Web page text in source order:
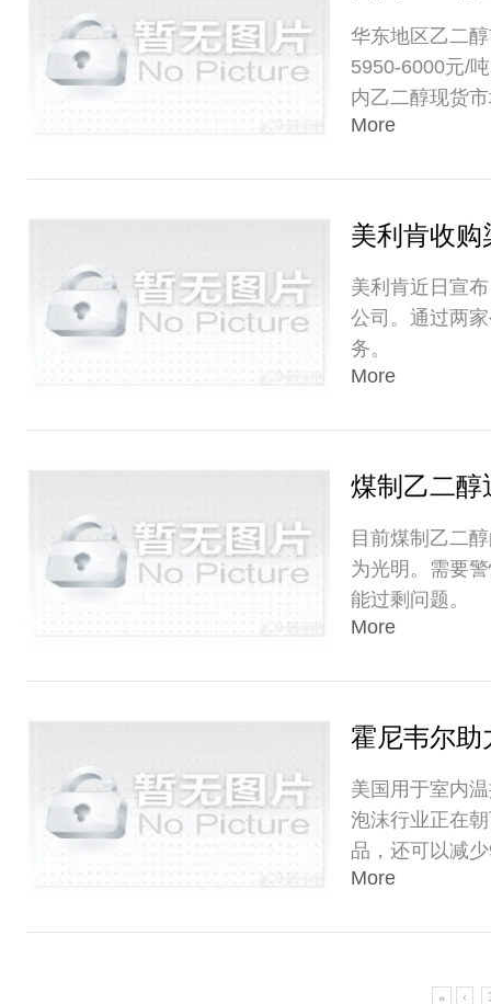
华东地区乙二
5950-6000元/
内乙二醇现货
More
美利肯收
美利肯近日宣
公司。通过两
务。
More
煤制乙二醇
目前煤制乙二
为光明。需要
能过剩问题。
More
霍尼韦尔助
美国用于室内
泡沫行业正在
品，还可以减
More
« ‹